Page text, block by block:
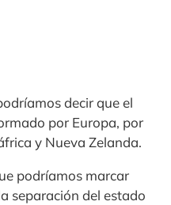
decir que el
por Europa, por
y Nueva Zelanda.
podríamos marcar
separación del estado